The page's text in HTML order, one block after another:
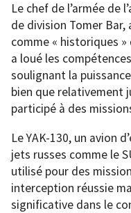
Le chef de l’armée de
de division Tomer
comme « historiques
a loué les
soulignant la
bien que relativement
participé à des
Le YAK-130, un avion
jets russes comme le
utilisé pour des
interception réussie
significative dans le